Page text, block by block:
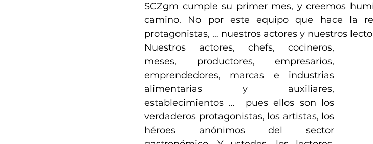
SCZgm cumple su primer mes, y creemos
camino. No por este equipo que hace la
protagonistas, … nuestros actores y nuestros
Nuestros actores, chefs, cocineros,
meses, productores, empresarios,
emprendedores, marcas e industrias
alimentarias y auxiliares,
establecimientos …  pues ellos son los
verdaderos protagonistas, los artistas, los
héroes anónimos del sector